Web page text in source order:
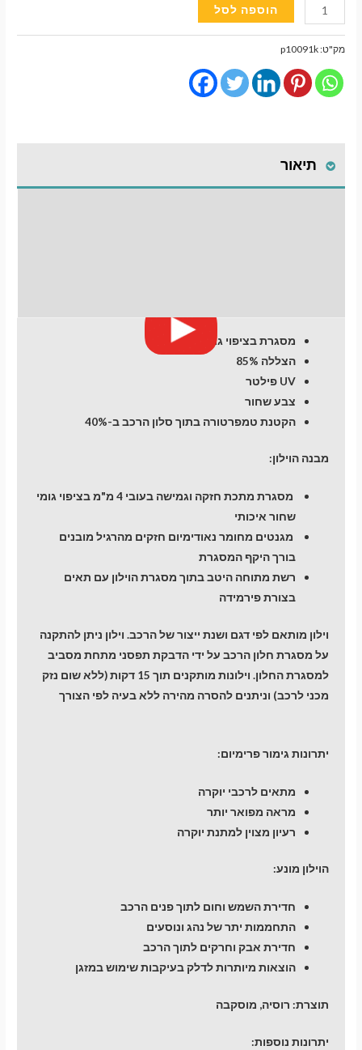
כמות
של
וילונות
השחרה
מגנטיים
FORD
Edge
הוספה לסל
מק"ט:p10091k
תיאור
מסגרת בציפוי גומי
הצללה 85%
UV פילטר
צבע שחור
הקטנת טמפרטורה בתוך סלון הרכב ב-40%
מבנה הוילון:
מסגרת מתכת חזקה וגמישה בעובי 4 מ"מ בציפוי גומי
שחור איכותי
מגנטים מחומר נאודימיום חזקים מהרגיל מובנים
בורך היקף המסגרת
רשת מתוחה היטב בתוך מסגרת הוילון עם תאים
בצורת פירמידה
וילון מותאם לפי דגם ושנת ייצור של הרכב. וילון ניתן להתקנה
על מסגרת חלון הרכב על ידי הדבקת תפסני מתחת מסביב
למסגרת החלון. וילונות מותקנים תוך 15 דקות (ללא שום נזק
מכני לרכב) וניתנים להסרה מהירה ללא בעיה לפי הצורך
יתרונות גימור פרימיום:
מתאים לרכבי יוקרה
מראה מפואר יותר
רעיון מצוין למתנת יוקרה
הוילון מונע:
חדירת השמש וחום לתוך פנים הרכב
התחממות יתר של נהג ונוסעים
חדירת אבק וחרקים לתוך הרכב
הוצאות מיותרות לדלק בעיקבות שימוש במזגן
תוצרת: רוסיה, מוסקבה
יתרונות נוספות: